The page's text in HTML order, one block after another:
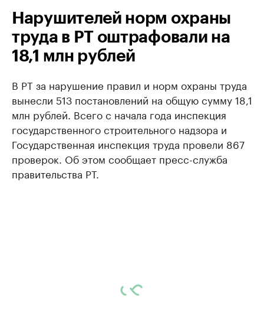
Нарушителей норм охраны
труда в РТ оштрафовали на
18,1 млн рублей
В РТ за нарушение правил и норм охраны труда
вынесли 513 постановлений на общую сумму 18,1
млн рублей. Всего с начала года инспекция
государственного строительного надзора и
Государственная инспекция труда провели 867
проверок. Об этом сообщает пресс-служба
правительства РТ.